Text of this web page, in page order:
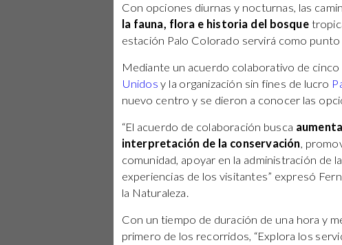
Con opciones diurnas y nocturnas, las
la fauna, flora e historia del bosque
estación Palo Colorado servirá como
Mediante un acuerdo colaborativo de
Unidos y la organización sin fines de lucro
nuevo centro y se dieron a conocer las
“El acuerdo de colaboración busca
interpretación de la conservación,
comunidad, apoyar en la administración de
experiencias de los visitantes” expresó
la Naturaleza.
Con un tiempo de duración de una hora y
primero de los recorridos, “Explora los